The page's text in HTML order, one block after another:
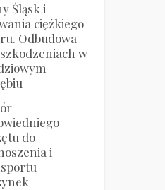
Śląsk i
ciężkiego
Odbudowa
w
do
i